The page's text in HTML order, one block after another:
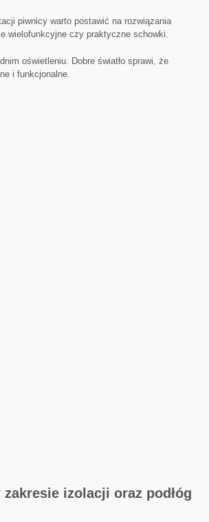
piwnicy⁣ warto‍ postawić na rozwiązania
​wielofunkcyjne czy praktyczne schowki.
‌oświetleniu. Dobre ⁤światło sprawi, że
i funkcjonalne.
izolacji oraz podłóg